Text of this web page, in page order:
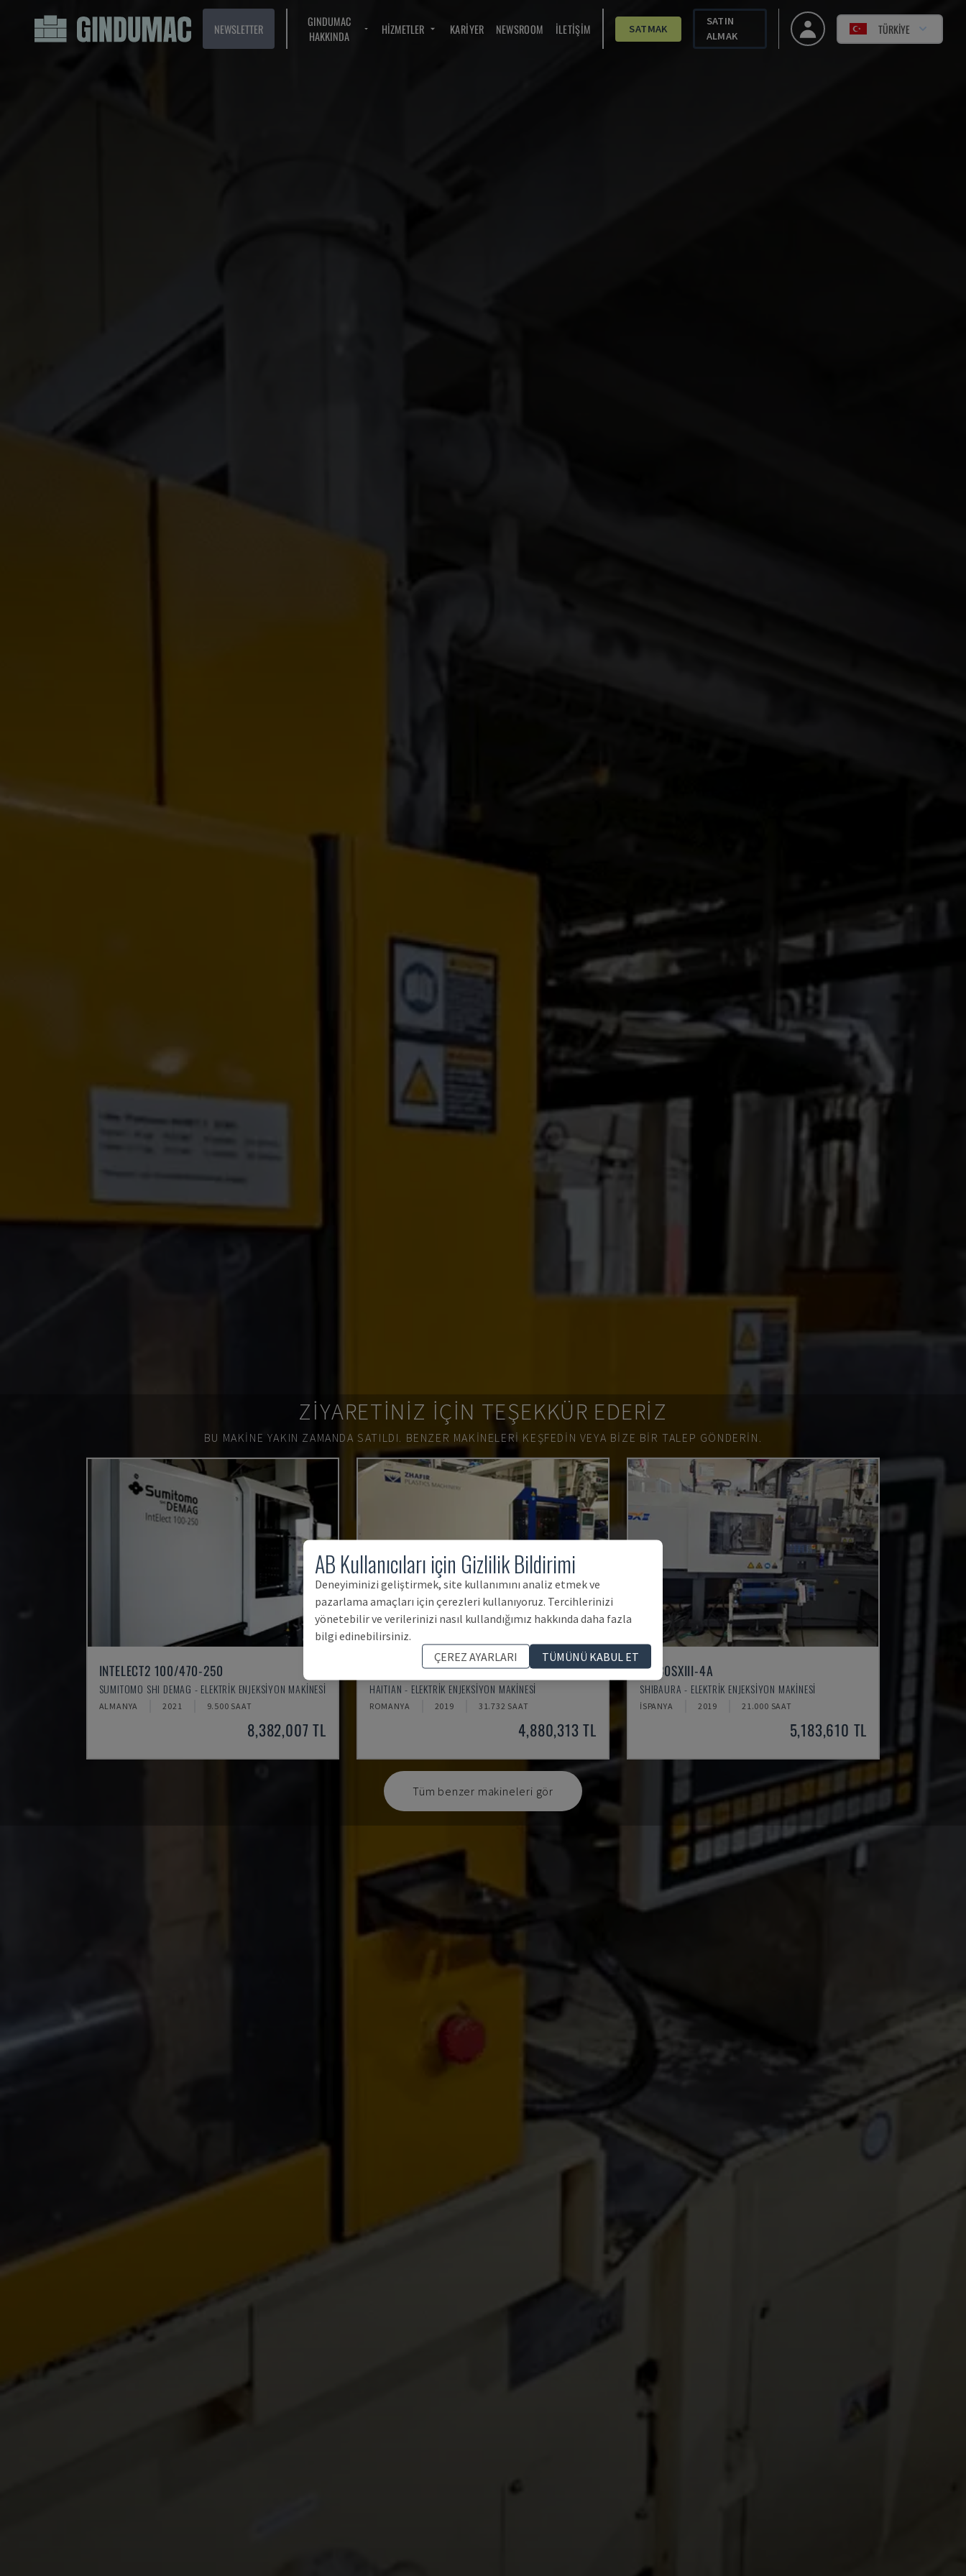
NEWSLETTER
GINDUMAC
HAKKINDA
HIZMETLER KARIYER NEWSROOM İLETIŞIM SATMAK
SATIN
ALMAK
TÜRKIYE
ZIYARETINIZ IÇIN TEŞEKKÜR EDERIZ
BU MAKINE YAKIN ZAMANDA SATILDI. BENZER MAKINELERI KEŞFEDIN VEYA BIZE BIR TALEP GÖNDERIN.
INTELECT2 100/470-250
SUMITOMO SHI DEMAG - ELEKTRIK ENJEKSIYON MAKINESI
ALMANYA 2021 9.500 SAAT
8,382,007 TL
ZHAFIR ZE2300
HAITIAN - ELEKTRIK ENJEKSIYON MAKINESI
ROMANYA 2019 31.732 SAAT
4,880,313 TL
EC130SXIII-4A
SHIBAURA - ELEKTRIK ENJEKSIYON MAKINESI
İSPANYA 2019 21.000 SAAT
5,183,610 TL
Tüm benzer makineleri gör
AB Kullanıcıları için Gizlilik Bildirimi
Deneyiminizi geliştirmek, site kullanımını analiz etmek ve
pazarlama amaçları için çerezleri kullanıyoruz. Tercihlerinizi
yönetebilir ve verilerinizi nasıl kullandığımız hakkında daha fazla
bilgi edinebilirsiniz.
ÇEREZ AYARLARI
TÜMÜNÜ KABUL ET